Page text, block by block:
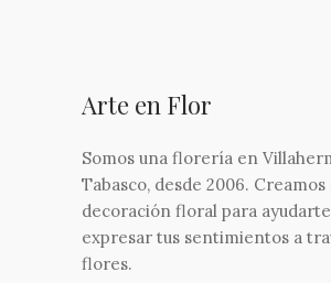
Arte en Flor
Somos una florería en
Tabasco, desde 2006.
decoración floral para
expresar tus sentimientos a
flores.